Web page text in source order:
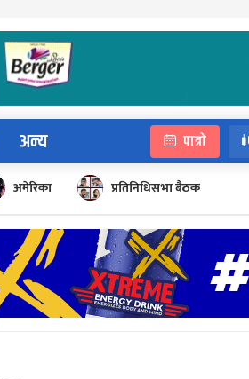
अन्य पात्रो
अमेरिका प्रतिनिधिसभा बैठक